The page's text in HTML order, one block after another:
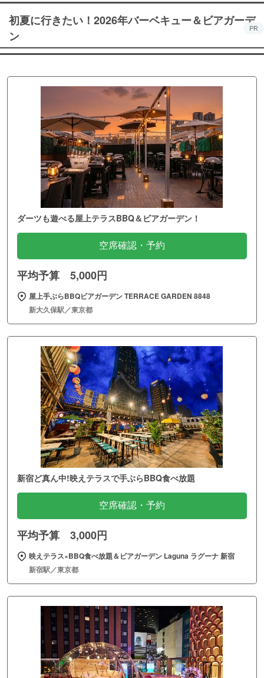
初夏に行きたい！2026年バーベキュー＆ビアガーデ
ン
PR
ダーツも遊べる屋上テラスBBQ＆ビアガーデン！
空席確認・予約
平均予算 5,000円
屋上手ぶらBBQビアガーデン TERRACE GARDEN 8848
新大久保駅／東京都
新宿ど真ん中!映えテラスで手ぶらBBQ食べ放題
空席確認・予約
平均予算 3,000円
映えテラス×BBQ食べ放題＆ビアガーデン Laguna ラグーナ 新宿
新宿駅／東京都